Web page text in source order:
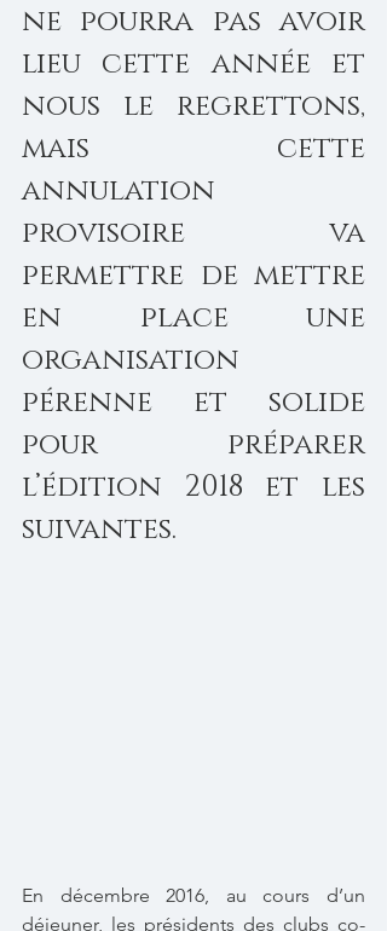
ne pourra pas avoir
lieu cette année et
nous le regrettons,
mais cette
annulation
provisoire va
permettre de mettre
en place une
organisation
pérenne et solide
pour préparer
l’édition 2018 et les
suivantes.
En décembre 2016, au cours d’un
déjeuner, les présidents des clubs co-